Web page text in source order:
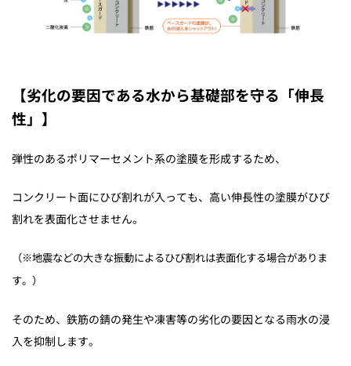
【劣化の要因である水から基礎部を守る「伸長
性」】
弾性のあるポリマーセメント系の塗膜を形成するため、
コンクリート面にひび割れが入っても、高い伸長性の塗膜がひび
割れを表面化させません。
（※地震などの大きな振動によるひび割れは表面化する場合がありま
す。）
そのため、鉄筋の錆の発生や凍害等の劣化の要因となる雨水の浸
入を抑制します。